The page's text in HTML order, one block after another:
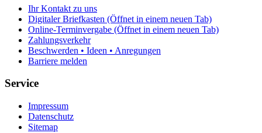
Ihr Kontakt zu uns
Digitaler Briefkasten (Öffnet in einem neuen Tab)
Online-Terminvergabe (Öffnet in einem neuen Tab)
Zahlungsverkehr
Beschwerden • Ideen • Anregungen
Barriere melden
Service
Impressum
Datenschutz
Sitemap